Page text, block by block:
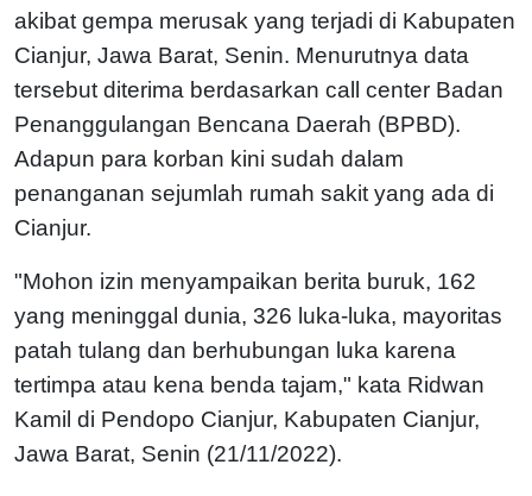
akibat gempa merusak yang terjadi di Kabupaten
Cianjur, Jawa Barat, Senin. Menurutnya data
tersebut diterima berdasarkan call center Badan
Penanggulangan Bencana Daerah (BPBD).
Adapun para korban kini sudah dalam
penanganan sejumlah rumah sakit yang ada di
Cianjur.
"Mohon izin menyampaikan berita buruk, 162
yang meninggal dunia, 326 luka-luka, mayoritas
patah tulang dan berhubungan luka karena
tertimpa atau kena benda tajam," kata Ridwan
Kamil di Pendopo Cianjur, Kabupaten Cianjur,
Jawa Barat, Senin (21/11/2022).